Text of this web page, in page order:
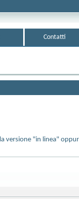
Contatti
"in linea"